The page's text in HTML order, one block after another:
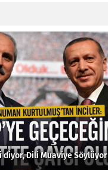
diyor, Dili Muaviye Söylüyor